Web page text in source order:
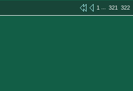
1 ... 321 322